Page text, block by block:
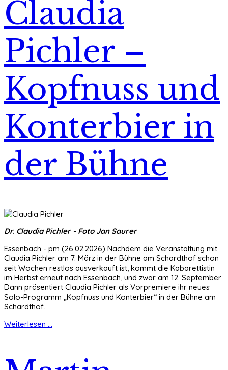
Claudia
Pichler –
Kopfnuss und
Konterbier in
der Bühne
Dr. Claudia Pichler - Foto Jan Saurer
Essenbach - pm (26.02.2026) Nachdem die Veranstaltung mit
Claudia Pichler am 7. März in der Bühne am Schardthof schon
seit Wochen restlos ausverkauft ist, kommt die Kabarettistin
im Herbst erneut nach Essenbach, und zwar am 12. September.
Dann präsentiert Claudia Pichler als Vorpremiere ihr neues
Solo-Programm „Kopfnuss und Konterbier“ in der Bühne am
Schardthof.
Weiterlesen ...